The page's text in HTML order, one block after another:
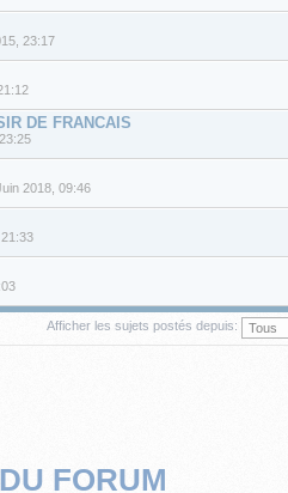
23:17
DE FRANCAIS
2018, 09:46
Afficher les sujets postés depuis:
FORUM